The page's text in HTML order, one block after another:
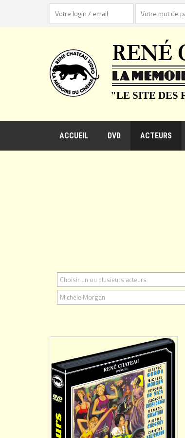
"LE SITE DES
ACCUEIL DVD ACTEURS
Choisir un ou plusieurs acteurs
Michèle Morgan
AJOUTER